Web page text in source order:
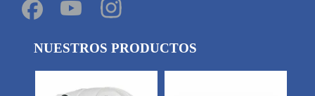
NUESTROS PRODUCTOS